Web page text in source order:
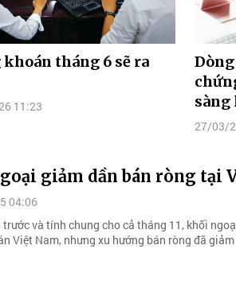
khoán tháng 6 sẽ ra
11:23
sàng
27/03/
giảm dần bán ròng tại
04:06
và tính chung cho cả tháng 11, khối
Việt Nam, nhưng xu hướng bán ròng đã